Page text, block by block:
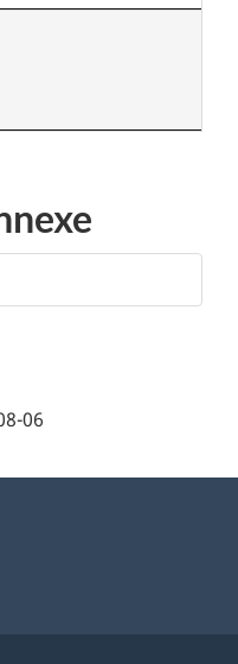
06